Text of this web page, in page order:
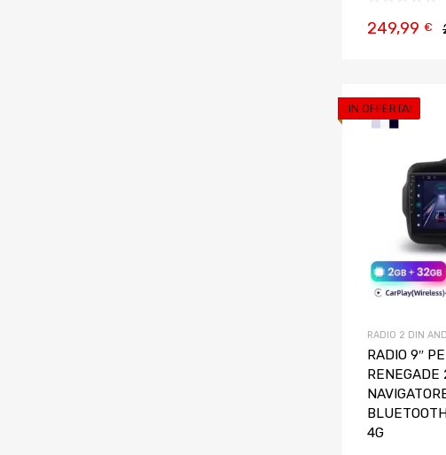
249,99 €
IN OFFERTA!
RADIO 2 DIN
RADIO 9″
4G